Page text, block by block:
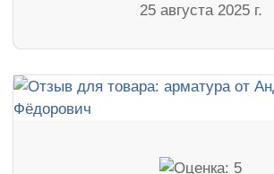
25 августа 2025 г.